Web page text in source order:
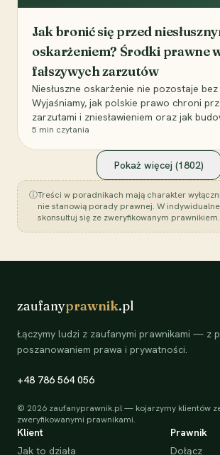
Jak bronić się przed
oskarżeniem? Środki prawne
fałszywych zarzutów
Niesłuszne oskarżenie nie pozostaje bez
Wyjaśniamy, jak polskie prawo chroni
zarzutami i zniesławieniem oraz jak
5 min czytania
Pokaż więcej (1802)
ⓘTreści w poradnikach mają charakter
nie stanowią porady prawnej. W
skonsultuj się ze zweryfikowanym prawnikiem.
zaufanyprawnik.pl
Łączymy ludzi z zaufanymi prawnikami — z
poszanowaniem prawa i prywatności.
+48 786 564 056
© 2026 zaufanyprawnik.pl — kojarzymy klientów
zweryfikowanymi prawnikami.
Klient
Jak to działa
Prawnik
Dołącz